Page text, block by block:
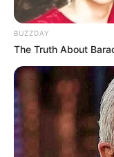
erhaltenen
auch ein beliebtes
Bayern.
Vom
656
BUZZDAY
The Truth About